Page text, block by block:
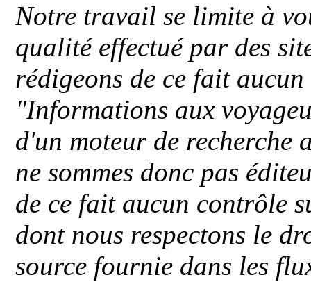
Notre travail se limite à
qualité effectué par des
rédigeons de ce fait
"Informations aux
d'un moteur de recherche
ne sommes donc pas
de ce fait aucun contrôle
dont nous respectons le
source fournie dans les